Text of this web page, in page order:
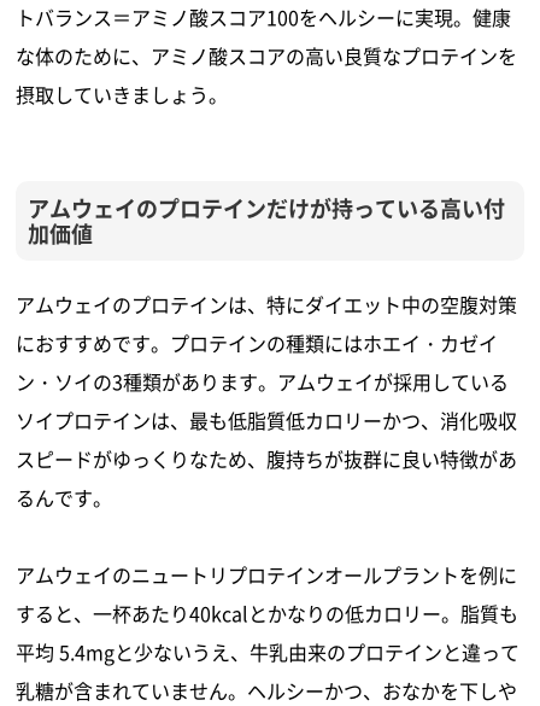
トバランス＝アミノ酸スコア100をヘルシーに実現。健康
な体のために、アミノ酸スコアの高い良質なプロテインを
摂取していきましょう。
アムウェイのプロテインだけが持っている高い付
加価値
アムウェイのプロテインは、特にダイエット中の空腹対策
におすすめです。プロテインの種類にはホエイ・カゼイ
ン・ソイの3種類があります。アムウェイが採用している
ソイプロテインは、最も低脂質低カロリーかつ、消化吸収
スピードがゆっくりなため、腹持ちが抜群に良い特徴があ
るんです。
アムウェイのニュートリプロテインオールプラントを例に
すると、一杯あたり40kcalとかなりの低カロリー。脂質も
平均 5.4mgと少ないうえ、牛乳由来のプロテインと違って
乳糖が含まれていません。ヘルシーかつ、おなかを下しや